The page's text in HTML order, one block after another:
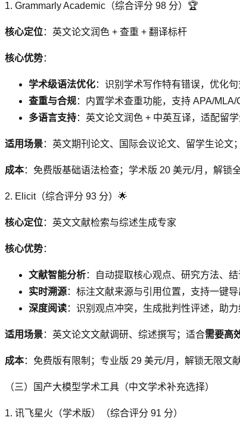
1. Grammarly Academic（综合评分 98 分）🏆
核心定位：英文论文润色 + 查重 + 翻译标杆
核心优势：
学术级语法优化：识别学术写作特有错误，优化
查重与合规：内置学术查重功能，支持 APA/
多语言支持：英文论文润色 + 中英互译，适配留
适用场景：英文期刊论文、国际会议论文、留学生论文
成本：免费版基础语法检查；学术版 20 美元/月，解锁
2. Elicit（综合评分 93 分）🌟
核心定位：英文文献检索与综述生成专家
核心优势：
文献智能分析：自动提取核心观点、研究方法、
实时溯源：标注文献来源与引用位置，支持一键
深度阅读：识别观点冲突，生成批判性评述，助
适用场景：英文论文文献调研、综述撰写；适合需要高
成本：免费版有限制；专业版 29 美元/月，解锁无限文
（三）国产大模型学术工具（中文学术补充选择）
1. 讯飞星火（学术版）（综合评分 91 分）